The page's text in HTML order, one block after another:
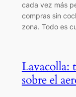
cada vez más
compras sin
zona. Todo es
Lavacolla:
sobre el